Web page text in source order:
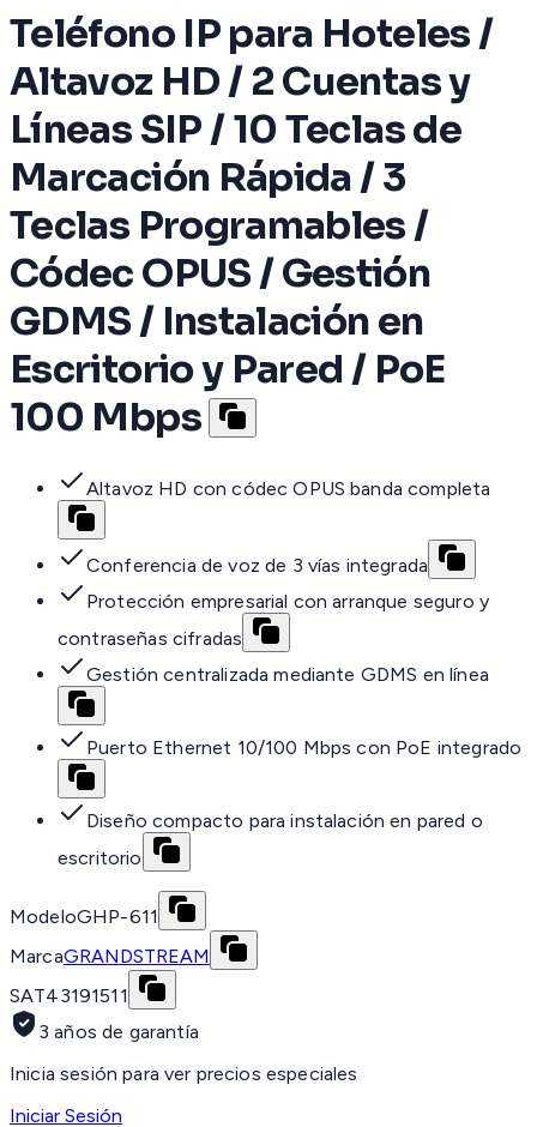
Teléfono IP para Hoteles /
Altavoz HD / 2 Cuentas y
Líneas SIP / 10 Teclas de
Marcación Rápida / 3
Teclas Programables /
Códec OPUS / Gestión
GDMS / Instalación en
Escritorio y Pared / PoE
100 Mbps
Altavoz HD con códec OPUS banda completa
Conferencia de voz de 3 vías integrada
Protección empresarial con arranque seguro y
contraseñas cifradas
Gestión centralizada mediante GDMS en línea
Puerto Ethernet 10/100 Mbps con PoE integrado
Diseño compacto para instalación en pared o
escritorio
ModeloGHP-611
MarcaGRANDSTREAM
SAT43191511
3 años de garantía
Inicia sesión para ver precios especiales
Iniciar Sesión